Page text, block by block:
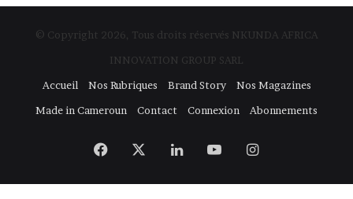
© Copyright 2026, Tous droits réservés NKUNDA AFRICA
INNOVATION GROUP SARL
Accueil
Nos Rubriques Brand Story
Nos Magazines
Made in Cameroun
Contact Connexion Abonnements
Facebook LinkedinYouTubeInstagram